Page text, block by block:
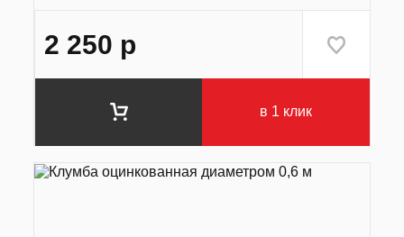
2 250 р
в 1 клик